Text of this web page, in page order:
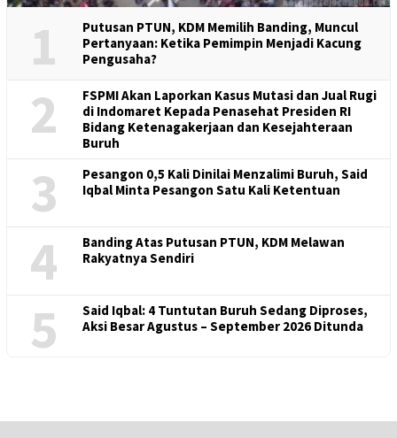
1
Putusan PTUN, KDM Memilih Banding, Muncul
Pertanyaan: Ketika Pemimpin Menjadi Kacung
Pengusaha?
2
FSPMI Akan Laporkan Kasus Mutasi dan Jual Rugi
di Indomaret Kepada Penasehat Presiden RI
Bidang Ketenagakerjaan dan Kesejahteraan
Buruh
3
Pesangon 0,5 Kali Dinilai Menzalimi Buruh, Said
Iqbal Minta Pesangon Satu Kali Ketentuan
4
Banding Atas Putusan PTUN, KDM Melawan
Rakyatnya Sendiri
5
Said Iqbal: 4 Tuntutan Buruh Sedang Diproses,
Aksi Besar Agustus – September 2026 Ditunda